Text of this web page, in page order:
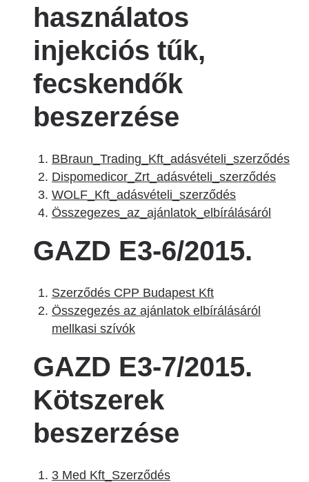
használatos
injekciós tűk,
fecskendők
beszerzése
BBraun_Trading_Kft_adásvételi_szerződés
Dispomedicor_Zrt_adásvételi_szerződés
WOLF_Kft_adásvételi_szerződés
Összegezes_az_ajánlatok_elbírálásáról
GAZD E3-6/2015.
Szerződés CPP Budapest Kft
Összegezés az ajánlatok elbírálásáról
mellkasi szívók
GAZD E3-7/2015.
Kötszerek
beszerzése
3 Med Kft_Szerződés